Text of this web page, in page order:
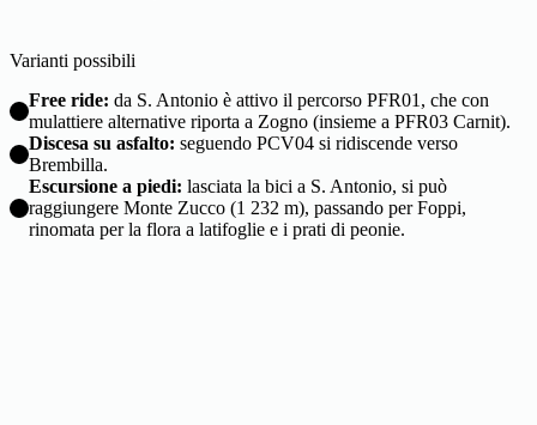
Varianti possibili
Free ride: da S. Antonio è attivo il percorso PFR01, che con
mulattiere alternative riporta a Zogno (insieme a PFR03 Carnit).
Discesa su asfalto: seguendo PCV04 si ridiscende verso
Brembilla.
Escursione a piedi: lasciata la bici a S. Antonio, si può
raggiungere Monte Zucco (1 232 m), passando per Foppi,
rinomata per la flora a latifoglie e i prati di peonie.